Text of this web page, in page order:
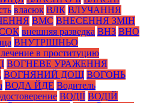
власюк ВЛК ВЛУЧАННЯ
ВМС ВНЕСЕННЯ ЗМІН
внешняя разведка ВНЗ ВНО
ВНУТРІШНЬО
в проституцию
ВОГНЕВЕ УРАЖЕННЯ
ВОГНЯНИЙ ДОЩ ВОГОНЬ
ВОДА ЙДЕ Водитель
ВОДІЇ ВОДІЙ